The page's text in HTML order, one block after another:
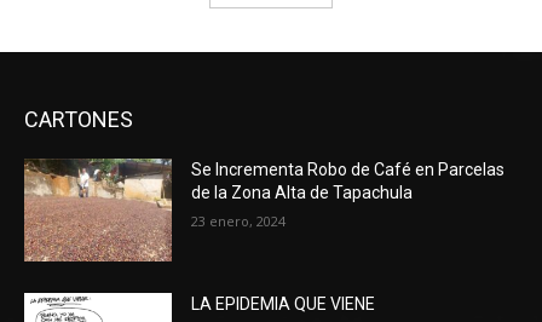
CARTONES
Se Incrementa Robo de Café en Parcelas
de la Zona Alta de Tapachula
23 enero, 2024
LA EPIDEMIA QUE VIENE